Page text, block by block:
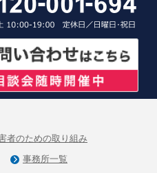
者のための取り組み
事務所一覧